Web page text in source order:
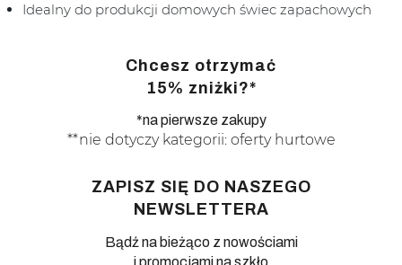
Idealny do produkcji domowych świec zapachowych
Chcesz otrzymać
15% zniżki?*
*na pierwsze zakupy
**nie dotyczy kategorii: oferty hurtowe
ZAPISZ SIĘ DO NASZEGO
NEWSLETTERA
Bądź na bieżąco z nowościami
i promocjami na szkło